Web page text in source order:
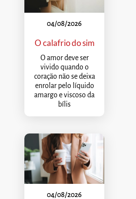
04/08/2026
O calafrio do sim
O amor deve ser
vivido quando o
coração não se deixa
enrolar pelo líquido
amargo e viscoso da
bílis
04/08/2026